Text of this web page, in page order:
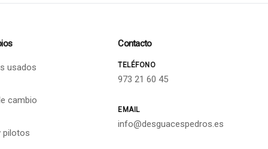
usados
cambio
pilotos
Contacto
TELÉFONO
973 21 60 45
EMAIL
info@desguacespedros.es